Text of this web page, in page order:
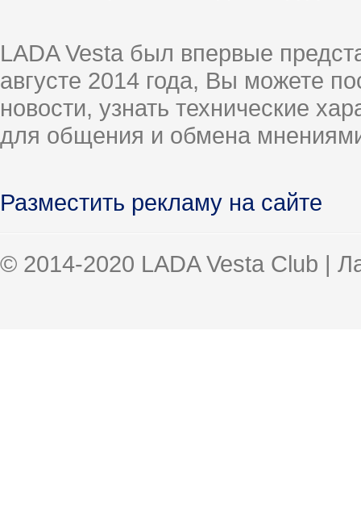
LADA Vesta был впервые
августе 2014 года, Вы можете
новости, узнать технические
для общения и обмена
Разместить рекламу на сайте
© 2014-2020 LADA Vesta Club |